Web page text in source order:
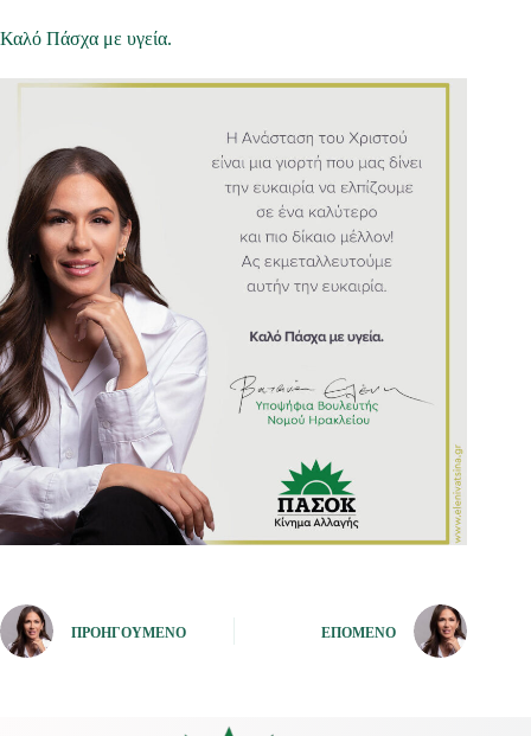
Καλό Πάσχα με υγεία.
ΠΡΟΗΓΟΎΜΕΝΟ ΕΠΌΜΕΝΟ